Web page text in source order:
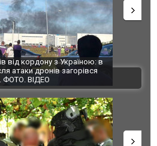
від кордону з Україною: в
атаки дронів загорівся
ФОТО. ВІДЕО
"Мої
ВІДЕО